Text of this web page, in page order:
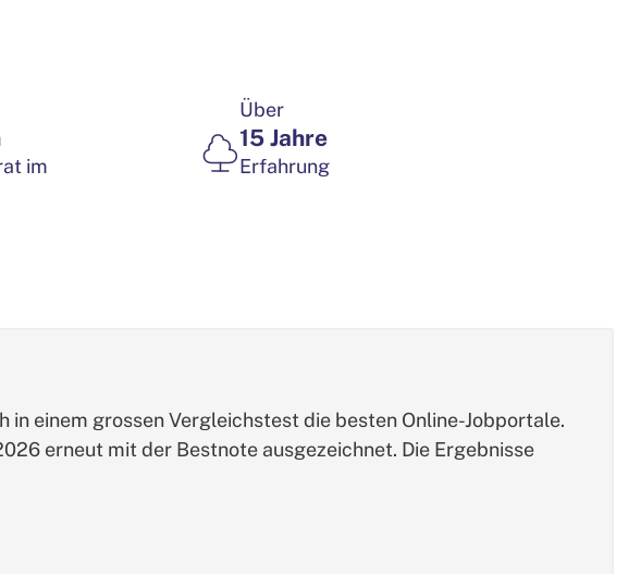
im
Über
15 Jahre
Erfahrung
einem grossen Vergleichstest die besten Online-Jobportale.
erneut mit der Bestnote ausgezeichnet. Die Ergebnisse